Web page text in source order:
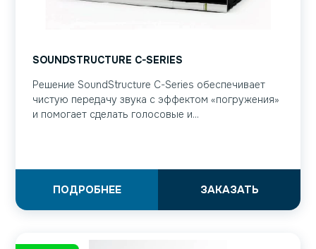
SOUNDSTRUCTURE C-SERIES
Решение SoundStructure C-Series обеспечивает
чистую передачу звука с эффектом «погружения»
и помогает сделать голосовые и...
ЗАКАЗАТЬ
ПОДРОБНЕЕ